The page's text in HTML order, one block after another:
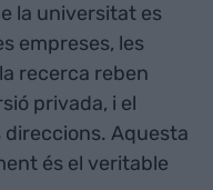
la universitat es
empreses, les
recerca reben
privada, i el
Aquesta
és el veritable